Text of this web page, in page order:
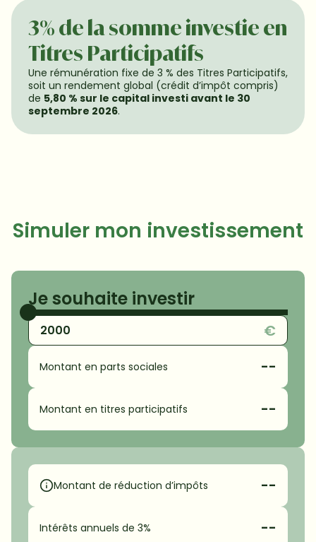
3% de la somme investie en
Titres Participatifs
Une rémunération fixe de 3 % des Titres Participatifs,
soit un rendement global (crédit d’impôt compris)
de 5,80 % sur le capital investi avant le 30
septembre 2026.
Simuler mon investissement
Je souhaite investir
€
Montant en parts sociales --
Montant en titres participatifs --
Montant de réduction d’impôts --
Intérêts annuels de 3% --